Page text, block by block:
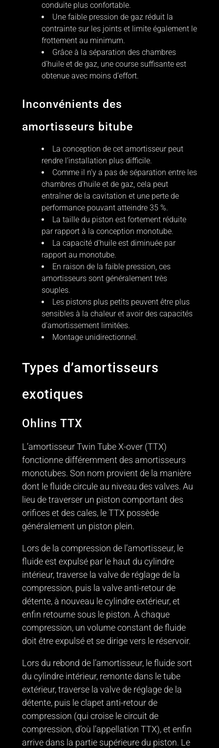
conduite plus confortable.
Une faible pression de gaz réduit la
contrainte sur les joints et limite également le
frottement au minimum.
Grâce à la séparation des chambres
d’huile et de gaz, une course suffisante est
obtenue avec moins d’effort.
Inconvénients des
amortisseurs bitube
La conception de cet amortisseur peut
rendre l’installation plus difficile.
Comme il n’y a pas de séparation entre les
chambres d’huile et de gaz, cela peut
entraîner de la cavitation et une perte de
performance pouvant atteindre 35 %.
La taille du piston est fortement réduite
par rapport à la conception monotube.
La capacité d’huile est diminuée par
rapport au monotube.
En raison de la faible pression, ces
amortisseurs sont généralement très
souples.
Les pistons plus petits peuvent être plus
sensibles à la chaleur et avoir des capacités
d’amortissement limitées.
Montage unidirectionnel.
Types d’amortisseurs
exotiques
Ohlins TTX
L’amortisseur Twin Tube X-over (TTX)
fonctionne différemment des amortisseurs
monotubes. Son nom provient de la manière
dont le fluide circule au niveau des valves. Au
lieu de traverser un piston comportant des
orifices et des cales, le TTX possède
généralement un piston plein.
Lors de la compression de l’amortisseur, le
fluide est expulsé par le haut du cylindre
intérieur, traverse la valve de réglage de la
compression, puis la valve anti-retour de
détente, à nouveau le cylindre extérieur, et
enfin retourne sous le piston. À chaque
compression, un volume constant de fluide
doit être expulsé et se dirige vers le réservoir.
Lors du rebond de l’amortisseur, le fluide sort
du cylindre intérieur, remonte dans le tube
extérieur, traverse la valve de réglage de la
détente, puis le clapet anti-retour de
compression (qui croise le circuit de
compression, d’où l’appellation TTX), et enfin
arrive dans la partie supérieure du piston. Le